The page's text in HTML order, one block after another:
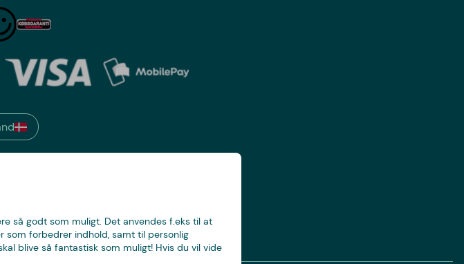
så godt som muligt. Det anvendes f.eks til at
som forbedrer indhold, samt til personlig
blive så fantastisk som muligt! Hvis du vil vide